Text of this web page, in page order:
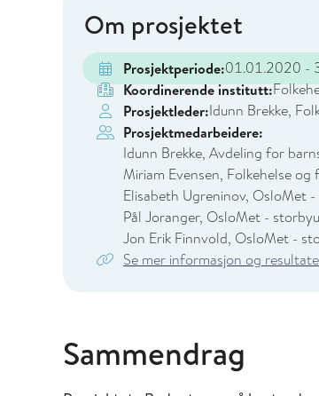
Om prosjektet
Prosjektperiode:01.01.2020 -
Koordinerende institutt:
Prosjektleder:Idunn Brekke,
Prosjektmedarbeidere:
Idunn Brekke, Avdeling for
Miriam Evensen, Folkehelse og
Elisabeth Ugreninov, OsloMet
Pål Joranger, OsloMet -
Jon Erik Finnvold, OsloMet -
Se mer informasjon og
Sammendrag